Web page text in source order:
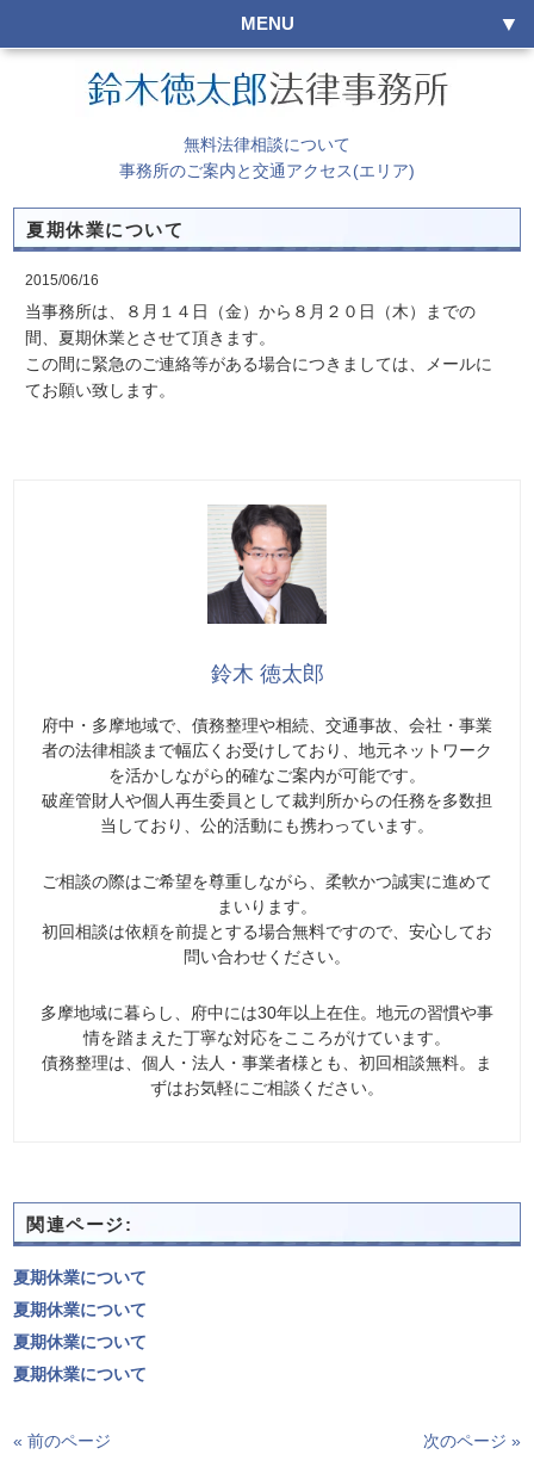
無料法律相談について
事務所のご案内と交通アクセス(エリア)
MENU
夏期休業について
2015/06/16
当事務所は、８月１４日（金）から８月２０日（木）までの
間、夏期休業とさせて頂きます。
この間に緊急のご連絡等がある場合につきましては、メールに
てお願い致します。
鈴木 徳太郎
府中・多摩地域で、債務整理や相続、交通事故、会社・事業
者の法律相談まで幅広くお受けしており、地元ネットワーク
を活かしながら的確なご案内が可能です。
破産管財人や個人再生委員として裁判所からの任務を多数担
当しており、公的活動にも携わっています。
ご相談の際はご希望を尊重しながら、柔軟かつ誠実に進めて
まいります。
初回相談は依頼を前提とする場合無料ですので、安心してお
問い合わせください。
多摩地域に暮らし、府中には30年以上在住。地元の習慣や事
情を踏まえた丁寧な対応をこころがけています。
債務整理は、個人・法人・事業者様とも、初回相談無料。ま
ずはお気軽にご相談ください。
関連ページ:
夏期休業について
夏期休業について
夏期休業について
夏期休業について
« 前のページ 次のページ »